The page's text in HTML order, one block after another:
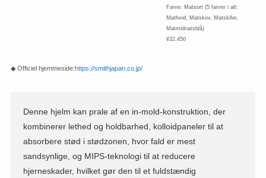
Farve: Matsort (5 farver i alt:
Mathvid, Matskov, Matskifer,
Matmidnatsblå)
¥32.450
◆ Officiel hjemmeside:https://smithjapan.co.jp/
Denne hjelm kan prale af en in-mold-konstruktion, der
kombinerer lethed og holdbarhed, kolloidpaneler til at
absorbere stød i stødzonen, hvor fald er mest
sandsynlige, og MIPS-teknologi til at reducere
hjerneskader, hvilket gør den til et fuldstændig